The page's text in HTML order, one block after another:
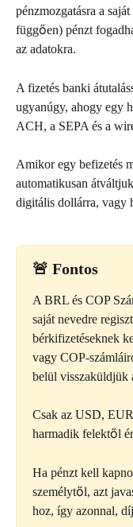
pénzmozgatásra a
függően) pénzt
az adatokra.
A fizetés banki
ugyanúgy, ahogy egy
ACH, a SEPA és a
Amikor egy befizetés
automatikusan
digitális dollárra, vagy
🚨 Fontos
A BRL és COP
saját nevedre
bérkifizetéseknek
vagy COP-
belül visszaküldjük
Csak az USD,
harmadik felektől
Ha pénzt kell
személytől, azt
hoz, így azonnal,